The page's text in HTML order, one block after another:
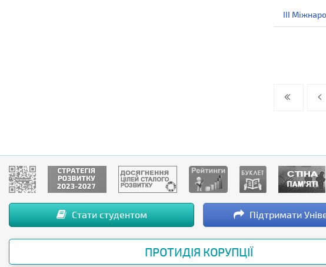
ІІІ
Стати студентом Підтримати
ПРОТИДІЯ КОРУПЦІЇ